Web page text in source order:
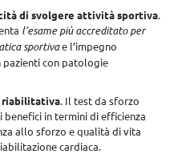
di svolgere attività sportiva.
l’esame più accreditato per
sportivae l’impegno
con patologie
riabilitativa. Il test da sforzo
benefici in termini di efficienza
allo sforzo e qualità di vita
cardiaca.